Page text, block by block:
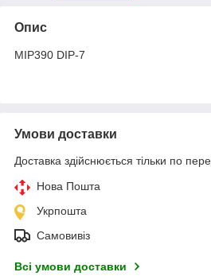
Опис
MIP390 DIP-7
Умови доставки
Доставка здійснюється тільки по
Нова Пошта
Укрпошта
Самовивіз
Всі умови доставки